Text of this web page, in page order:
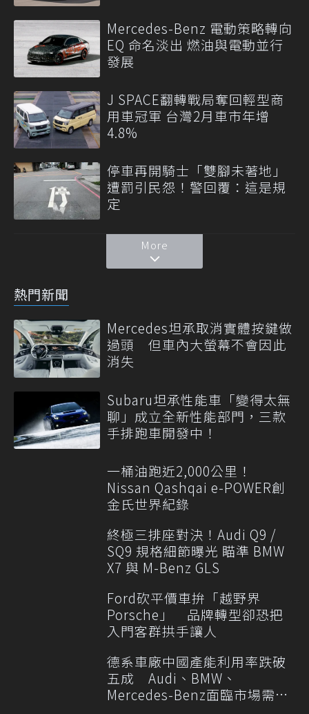
Mercedes-Benz 電動策略轉向
EQ 命名淡出 燃油與電動並行
發展
J SPACE翻轉戰局奪回輕型商
用車冠軍 台灣2月車市年增
4.8%
停車再開騎士「雙腳未著地」
遭罰引民怨！警回覆：這是規
定
More
熱門新聞
Mercedes坦承取消實體按鍵做
過頭 但車內大螢幕不會因此
消失
Subaru坦承性能車「變得太無
聊」成立全新性能部門，三款
手排跑車開發中！
一桶油跑近2,000公里！
Nissan Qashqai e-POWER創
金氏世界紀錄
終極三排座對決！Audi Q9 /
SQ9 規格細節曝光 瞄準 BMW
X7 與 M-Benz GLS
Ford砍平價車拚「越野界
Porsche」 品牌轉型卻恐把
入門客群拱手讓人
德系車廠中國產能利用率跌破
五成 Audi、BMW、
Mercedes-Benz面臨市場需求